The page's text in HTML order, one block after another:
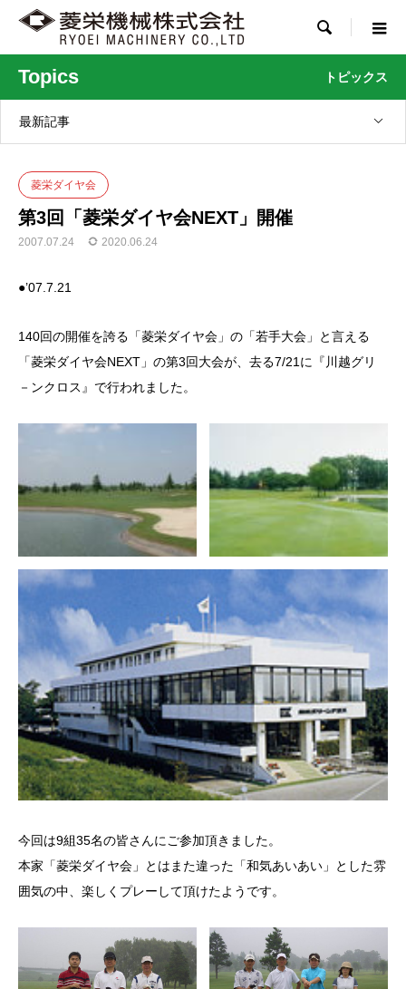

Topics トピックス
最新記事
菱栄ダイヤ会
第3回「菱栄ダイヤ会NEXT」開催
2007.07.24 2020.06.24
●’07.7.21
140回の開催を誇る「菱栄ダイヤ会」の「若手大会」と言える
「菱栄ダイヤ会NEXT」の第3回大会が、去る7/21に『川越グリ
－ンクロス』で行われました。
今回は9組35名の皆さんにご参加頂きました。
本家「菱栄ダイヤ会」とはまた違った「和気あいあい」とした雰
囲気の中、楽しくプレーして頂けたようです。